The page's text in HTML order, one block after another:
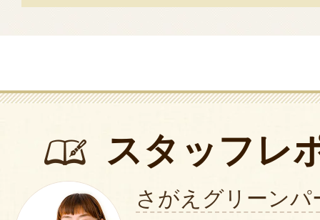
スタッフレ
さがえグリーン